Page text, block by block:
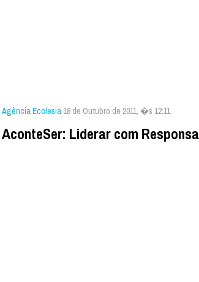
Agência Ecclesia 18 de Outubro de 2011, �s 12:11
AconteSer: Liderar com